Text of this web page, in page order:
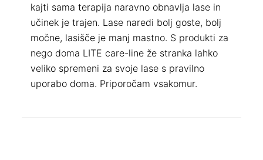
kajti sama terapija naravno obnavlja lase in
učinek je trajen. Lase naredi bolj goste, bolj
močne, lasišče je manj mastno. S produkti za
nego doma LITE care-line že stranka lahko
veliko spremeni za svoje lase s pravilno
uporabo doma. Priporočam vsakomur.